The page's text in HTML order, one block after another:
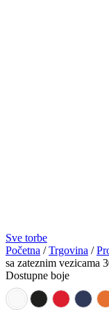
Sve torbe
Početna /Trgovina /
sa zateznim vezicama
Dostupne boje